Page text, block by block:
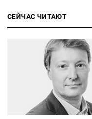
СЕЙЧАС ЧИТАЮТ